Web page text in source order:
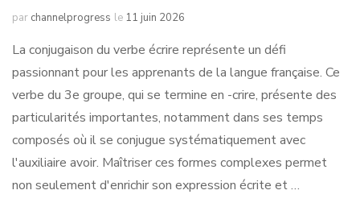
par channelprogress le 11 juin 2026
La conjugaison du verbe écrire représente un défi
passionnant pour les apprenants de la langue française. Ce
verbe du 3e groupe, qui se termine en -crire, présente des
particularités importantes, notamment dans ses temps
composés où il se conjugue systématiquement avec
l'auxiliaire avoir. Maîtriser ces formes complexes permet
non seulement d'enrichir son expression écrite et …